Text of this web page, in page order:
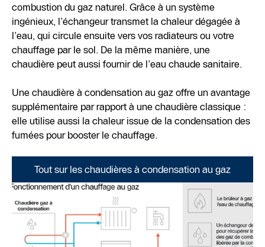
combustion du gaz naturel. Grâce à un système
ingénieux, l’échangeur transmet la chaleur dégagée à
l’eau, qui circule ensuite vers vos radiateurs ou votre
chauffage par le sol. De la même manière, une
chaudière peut aussi fournir de l’eau chaude sanitaire.
Une chaudière à condensation au gaz offre un avantage
supplémentaire par rapport à une chaudière classique :
elle utilise aussi la chaleur issue de la condensation des
fumées pour booster le chauffage.
Tout sur les chaudières à condensation au gaz